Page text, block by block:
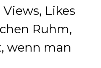
Likes
Ruhm,
wenn man